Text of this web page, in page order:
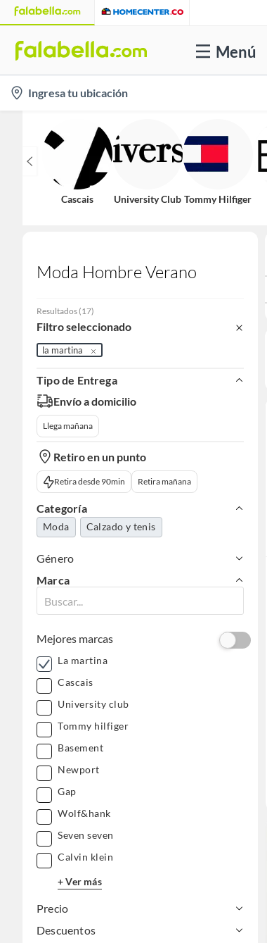
Menú
location-
icon
Ingresa tu ubicación
Cascais University Club Tommy Hilfiger
Moda Hombre Verano
Resultados (17)
Filtro seleccionado
la martina
Tipo de Entrega
Envío a domicilio
Llega mañana
Retiro en un punto
Retira desde 90min Retira mañana
Categoría
Moda Calzado y tenis
Género
Marca
Mejores marcas
La martina
Cascais
University club
Tommy hilfiger
Basement
Newport
Gap
Wolf&hank
Seven seven
Calvin klein
+ Ver más
Precio
Descuentos